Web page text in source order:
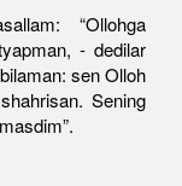
“Ollohga
- dedilar
sen Olloh
Sening